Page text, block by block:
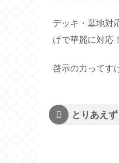
デッキ・墓地対
げで華麗に対応！
啓示の力ってす
とりあえ